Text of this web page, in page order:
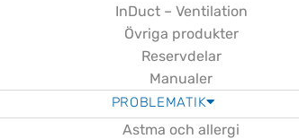
InDuct – Ventilation
Övriga produkter
Reservdelar
Manualer
PROBLEMATIK
Astma och allergi